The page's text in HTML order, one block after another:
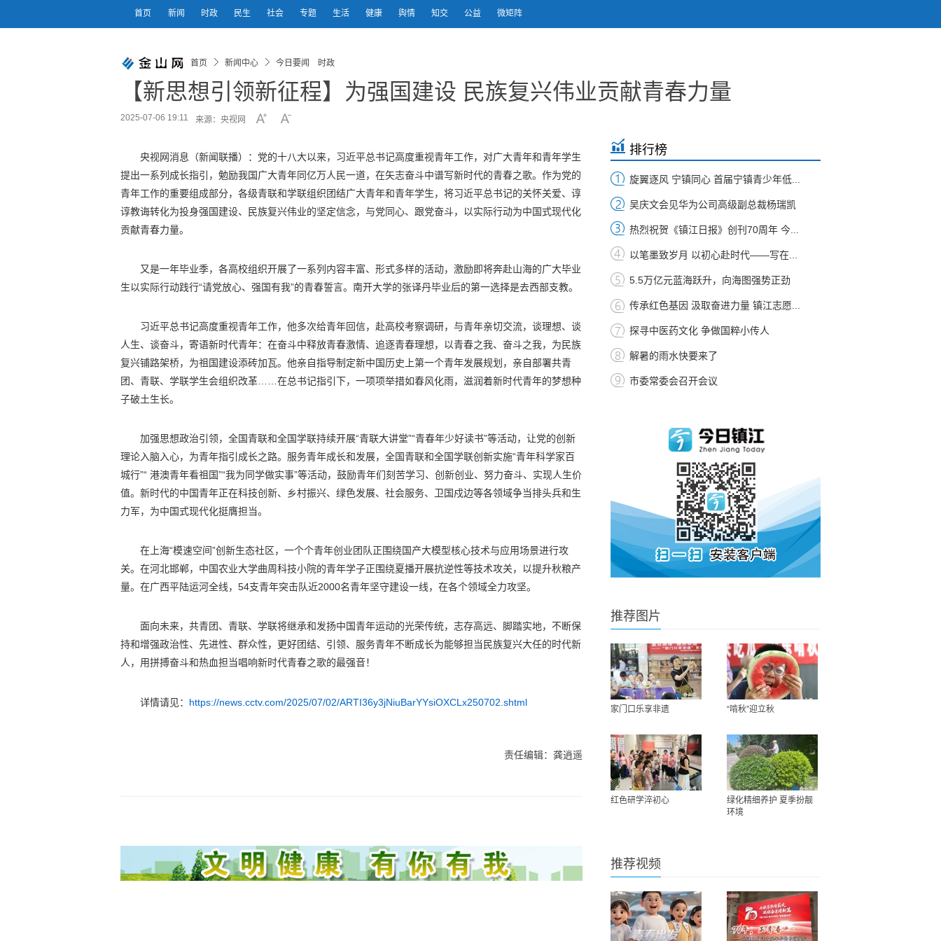
首页 新闻 时政 民生 社会 专题 生活 健康 舆情 知交 公益 微矩阵
首页 新闻中心 今日要闻 时政
【新思想引领新征程】为强国建设 民族复兴伟业贡献青春力量
2025-07-06 19:11 来源：央视网
央视网消息（新闻联播）：党的十八大以来，习近平总书记高度重视青年工作，对广大青年和青年学生
提出一系列成长指引，勉励我国广大青年同亿万人民一道，在矢志奋斗中谱写新时代的青春之歌。作为党的
青年工作的重要组成部分，各级青联和学联组织团结广大青年和青年学生，将习近平总书记的关怀关爱、谆
谆教诲转化为投身强国建设、民族复兴伟业的坚定信念，与党同心、跟党奋斗，以实际行动为中国式现代化
贡献青春力量。
又是一年毕业季，各高校组织开展了一系列内容丰富、形式多样的活动，激励即将奔赴山海的广大毕业
生以实际行动践行“请党放心、强国有我”的青春誓言。南开大学的张译丹毕业后的第一选择是去西部支教。
习近平总书记高度重视青年工作，他多次给青年回信，赴高校考察调研，与青年亲切交流，谈理想、谈
人生、谈奋斗，寄语新时代青年：在奋斗中释放青春激情、追逐青春理想，以青春之我、奋斗之我，为民族
复兴铺路架桥，为祖国建设添砖加瓦。他亲自指导制定新中国历史上第一个青年发展规划，亲自部署共青
团、青联、学联学生会组织改革……在总书记指引下，一项项举措如春风化雨，滋润着新时代青年的梦想种
子破土生长。
加强思想政治引领，全国青联和全国学联持续开展“青联大讲堂”“青春年少好读书”等活动，让党的创新
理论入脑入心，为青年指引成长之路。服务青年成长和发展，全国青联和全国学联创新实施“青年科学家百
城行”“ 港澳青年看祖国”“我为同学做实事”等活动，鼓励青年们刻苦学习、创新创业、努力奋斗、实现人生价
值。新时代的中国青年正在科技创新、乡村振兴、绿色发展、社会服务、卫国戍边等各领域争当排头兵和生
力军，为中国式现代化挺膺担当。
在上海“模速空间”创新生态社区，一个个青年创业团队正围绕国产大模型核心技术与应用场景进行攻
关。在河北邯郸，中国农业大学曲周科技小院的青年学子正围绕夏播开展抗逆性等技术攻关，以提升秋粮产
量。在广西平陆运河全线，54支青年突击队近2000名青年坚守建设一线，在各个领域全力攻坚。
面向未来，共青团、青联、学联将继承和发扬中国青年运动的光荣传统，志存高远、脚踏实地，不断保
持和增强政治性、先进性、群众性，更好团结、引领、服务青年不断成长为能够担当民族复兴大任的时代新
人，用拼搏奋斗和热血担当唱响新时代青春之歌的最强音！
详情请见： https://news.cctv.com/2025/07/02/ARTI36y3jNiuBarYYsiOXCLx250702.shtml
责任编辑：龚逍遥
排行榜
旋翼逐风 宁镇同心 首届宁镇青少年低...
吴庆文会见华为公司高级副总裁杨瑞凯
热烈祝贺《镇江日报》创刊70周年 今...
以笔墨致岁月 以初心赴时代——写在...
5.5万亿元蓝海跃升，向海图强势正劲
传承红色基因 汲取奋进力量 镇江志愿...
探寻中医药文化 争做国粹小传人
解暑的雨水快要来了
市委常委会召开会议
推荐图片
家门口乐享非遗 “啃秋”迎立秋
红色研学淬初心
绿化精细养护 夏季扮靓
环境
推荐视频